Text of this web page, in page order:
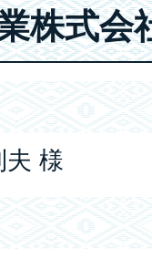
株式会
夫 様